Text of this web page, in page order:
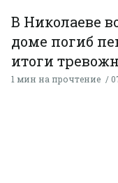
В Николаеве
доме погиб
итоги
1 мин на прочтение